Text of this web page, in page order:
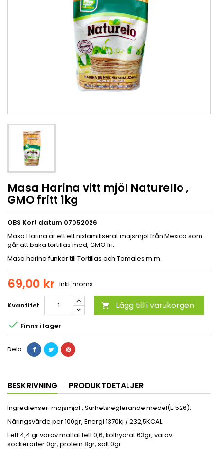
Masa Harina vitt mjöl Naturello ,
GMO fritt 1kg
OBS Kort datum 07052026
Masa Harina är ett ett nixtamiliserat majsmjöl från Mexico som
går att baka tortillas med, GMO fri.
Masa harina funkar till Tortillas och Tamales m.m.
69,00 kr Inkl. moms
Kvantitet  Lägg till i varukorgen
 Finns i lager
Dela
BESKRIVNING PRODUKTDETALJER
Ingredienser: majsmjöl , Surhetsreglerande medel(E 526).
Näringsvärde per 100gr, Energi 1370kj / 232,5KCAL
Fett 4,4 gr varav mättat fett 0,6, kolhydrat 63gr, varav
sockerarter 0gr, protein 8gr, salt 0gr